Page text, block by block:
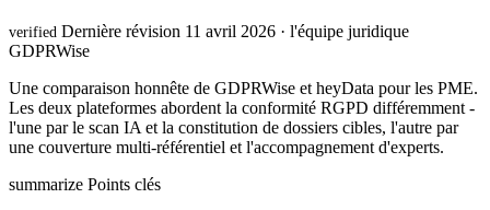
verified Dernière révision 11 avril 2026 · l'équipe juridique
GDPRWise
Une comparaison honnête de GDPRWise et heyData pour les PME.
Les deux plateformes abordent la conformité RGPD différemment -
l'une par le scan IA et la constitution de dossiers cibles, l'autre par
une couverture multi-référentiel et l'accompagnement d'experts.
summarize Points clés